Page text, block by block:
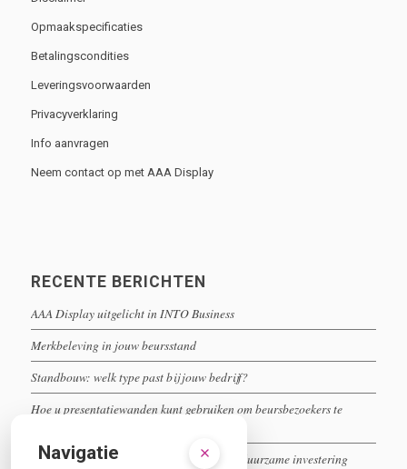
Opmaakspecificaties
Betalingscondities
Leveringsvoorwaarden
Privacyverklaring
Info aanvragen
Neem contact op met AAA Display
RECENTE BERICHTEN
AAA Display uitgelicht in INTO Business
Merkbeleving in jouw beursstand
Standbouw: welk type past bij jouw bedrijf?
Hoe u presentatiewanden kunt gebruiken om beursbezoekers te
Herbruikbare beursstands: een slimme en duurzame investering
Navigatie